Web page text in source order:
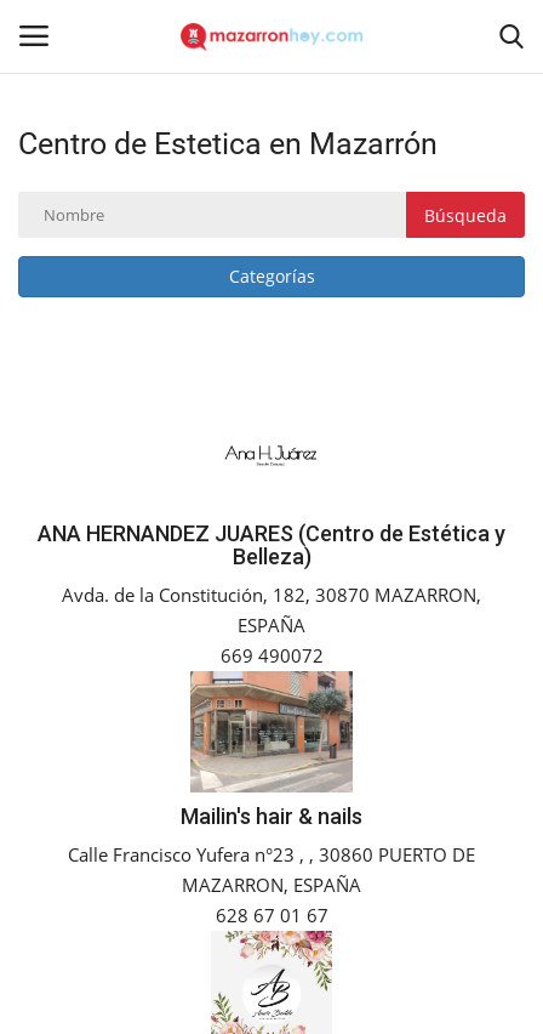
Acceso Registrarse
Inicio
Reportajes
Empresas
Centro de Estetica en Mazarrón
Búsqueda
Categorías
ANA HERNANDEZ JUARES (Centro de Estética y
Belleza)
Avda. de la Constitución, 182, 30870 MAZARRON,
ESPAÑA
669 490072
Mailin's hair & nails
Calle Francisco Yufera n°23 , , 30860 PUERTO DE
MAZARRON, ESPAÑA
628 67 01 67